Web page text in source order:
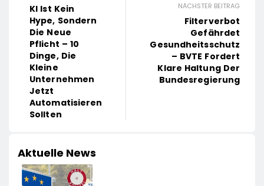
KI Ist Kein
Hype, Sondern
Die Neue
Pflicht – 10
Dinge, Die
Kleine
Unternehmen
Jetzt
Automatisieren
Sollten
NÄCHSTER BEITRAG
Filterverbot
Gefährdet
Gesundheitsschutz
– BVTE Fordert
Klare Haltung Der
Bundesregierung
Aktuelle News